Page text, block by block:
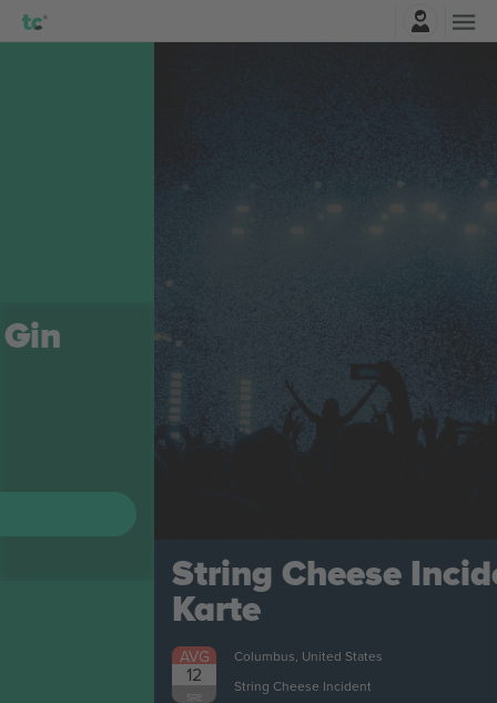
String Cheese Incident
Columbus, United States
String Cheese Incident